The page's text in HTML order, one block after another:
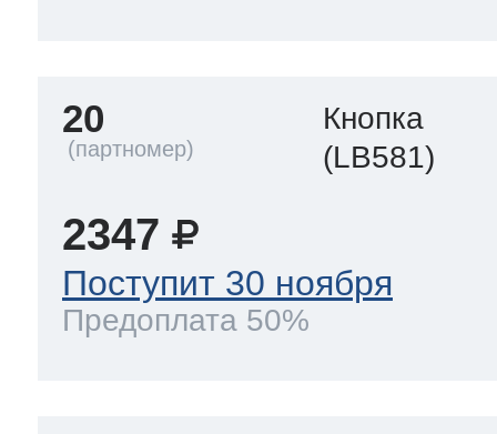
20
Кнопка
(LB581)
2347
Поступит 30 ноября
Предоплата 50%